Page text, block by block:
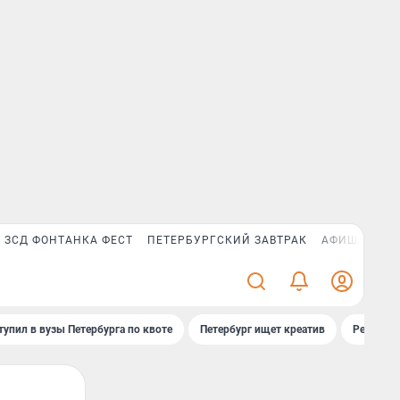
ЗСД ФОНТАНКА ФЕСТ ПЕТЕРБУРГСКИЙ ЗАВТРАК АФИША PLUS
в вузы Петербурга по квоте Петербург ищет креатив